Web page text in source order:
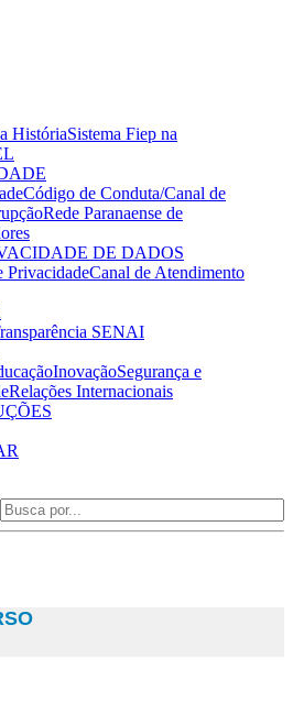
HistóriaSistema Fiep na
Código de Conduta/Canal de
Rede Paranaense de
DE DADOS
PrivacidadeCanal de Atendimento
SENAI
InovaçãoSegurança e
Relações Internacionais